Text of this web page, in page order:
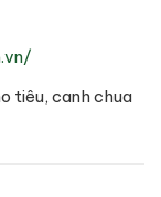
tiêu, canh chua